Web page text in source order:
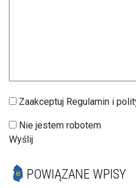
Zaakceptuj Regulamin i
Nie jestem robotem
Wyślij
POWIĄZANE WPISY